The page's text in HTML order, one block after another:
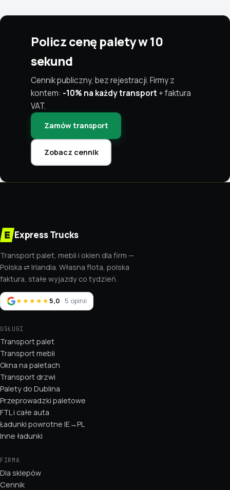
Policz cenę palety w 10
sekund
Cennik publiczny, bez rejestracji. Firmy z
kontem: -10% na każdy transport + faktura
VAT.
Zamów transport
Zobacz cennik
Express Trucks
Transport palet, mebli i okien dla firm —
Polska ⇄ Irlandia. Własna flota, polska
faktura, stałe wyjazdy co tydzień.
★★★★★5,0 · 5 opinii
USŁUGI
Transport palet
Transport mebli
Okna na paletach
Transport drzwi
Palety do Dublina
Przeprowadzki paletowe
FTL i całe auta
Ładunki powrotne IE→PL
Inne ładunki
FIRMA
Dla sklepów
Cennik